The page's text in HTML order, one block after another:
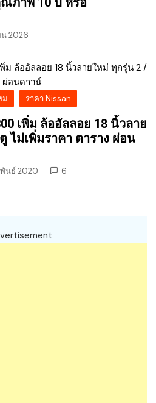
น 2026
ม่ ราคา Nissan
เพิ่ม ล้ออัลลอย 18 นิ้วลาย
ไม่เพิ่มราคา ตาราง ผ่อน
นธ์ 2020 6